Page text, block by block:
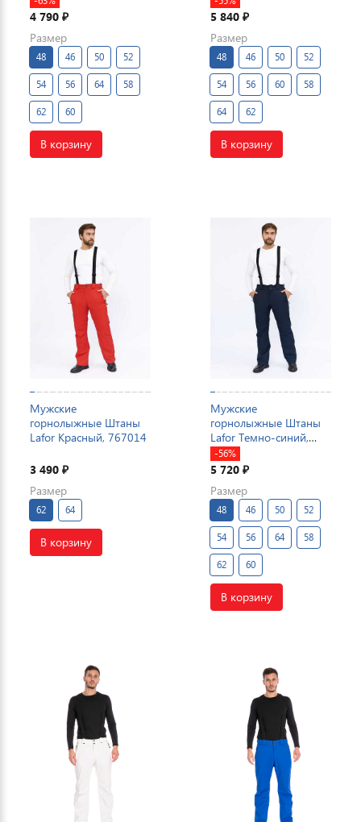
4 790 ₽
Размер
48 46 50 52
54 56 64 58
62 60
В корзину
5 840 ₽
Размер
48 46 50 52
54 56 60 58
64 62
В корзину
Мужские
горнолыжные Штаны
Lafor Красный, 767014
3 490 ₽
Размер
62 64
В корзину
Мужские
горнолыжные Штаны
Lafor Темно-синий,
767014
-56%
5 720 ₽
Размер
48 46 50 52
54 56 64 58
62 60
В корзину